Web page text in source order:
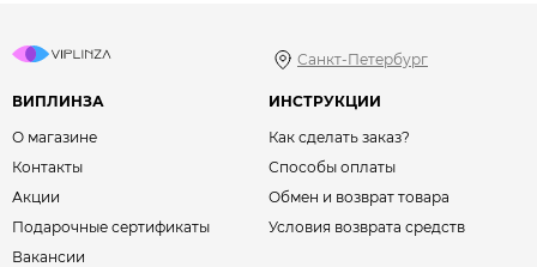
Санкт-Петербург
ВИПЛИНЗА
О магазине
Контакты
Акции
Подарочные сертификаты
Вакансии
ИНСТРУКЦИИ
Как сделать заказ?
Способы оплаты
Обмен и возврат товара
Условия возврата средств